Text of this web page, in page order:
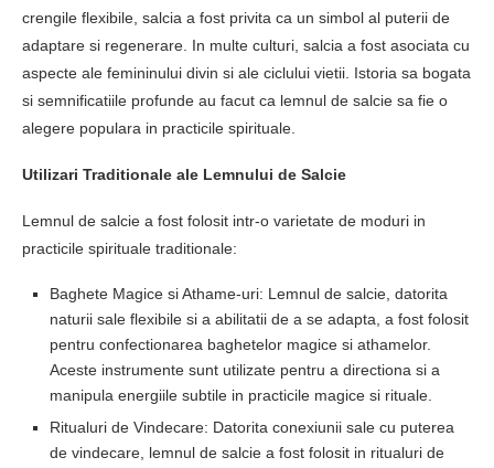
crengile flexibile, salcia a fost privita ca un simbol al puterii de
adaptare si regenerare. In multe culturi, salcia a fost asociata cu
aspecte ale femininului divin si ale ciclului vietii. Istoria sa bogata
si semnificatiile profunde au facut ca lemnul de salcie sa fie o
alegere populara in practicile spirituale.
Utilizari Traditionale ale Lemnului de Salcie
Lemnul de salcie a fost folosit intr-o varietate de moduri in
practicile spirituale traditionale:
Baghete Magice si Athame-uri: Lemnul de salcie, datorita
naturii sale flexibile si a abilitatii de a se adapta, a fost folosit
pentru confectionarea baghetelor magice si athamelor.
Aceste instrumente sunt utilizate pentru a directiona si a
manipula energiile subtile in practicile magice si rituale.
Ritualuri de Vindecare: Datorita conexiunii sale cu puterea
de vindecare, lemnul de salcie a fost folosit in ritualuri de